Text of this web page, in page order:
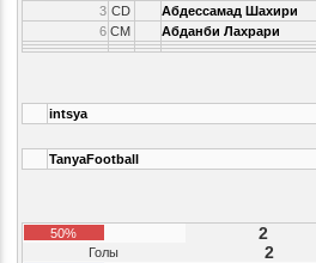
3 CD
Абдессамад Шахири
6 CM Абданби Лахрари
intsya
TanyaFootball
50% 2
Голы 2